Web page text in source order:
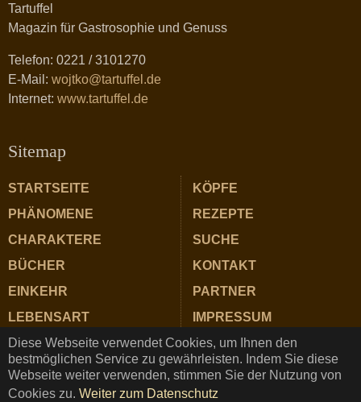
Diese Webseite verwendet Cookies, um Ihnen den
bestmöglichen Service zu gewährleisten. Indem Sie diese
Webseite weiter verwenden, stimmen Sie der Nutzung von
Cookies zu. Weiter zum Datenschutz
Tartuffel
Magazin für Gastrosophie und Genuss
Telefon: 0221 / 3101270
E-Mail: wojtko@tartuffel.de
Internet: www.tartuffel.de
Sitemap
STARTSEITE
PHÄNOMENE
CHARAKTERE
BÜCHER
EINKEHR
LEBENSART
ZUTATEN
KÖPFE
REZEPTE
SUCHE
KONTAKT
PARTNER
IMPRESSUM
DATENSCHUTZ